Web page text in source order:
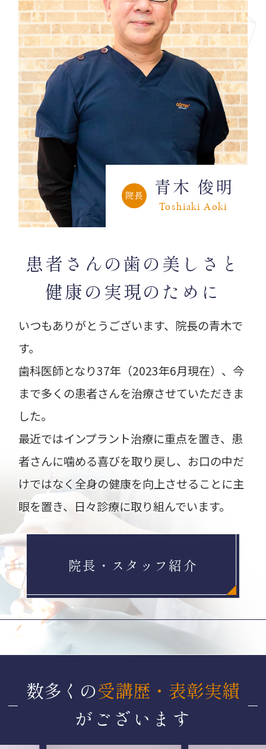
院長
青木 俊明
Toshiaki Aoki
患者さんの歯の美しさと
健康の実現のために
いつもありがとうございます、院長の青木で
す。
歯科医師となり37年（2023年6月現在）、今
まで多くの患者さんを治療させていただきま
した。
最近ではインプラント治療に重点を置き、患
者さんに噛める喜びを取り戻し、お口の中だ
けではなく全身の健康を向上させることに主
眼を置き、日々診療に取り組んでいます。
院長・スタッフ紹介
数多くの 受講歴・表彰実績
がございます